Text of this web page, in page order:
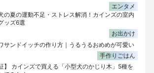
エンタメ
の夏の運動不足・ストレス解消！カインズの室内
ッズ6選
お出かけ
サンドイッチの作り方｜うるうるおめめが可愛い
手作りごはん
証】 カインズで買える「小型犬のかじり木」5種を